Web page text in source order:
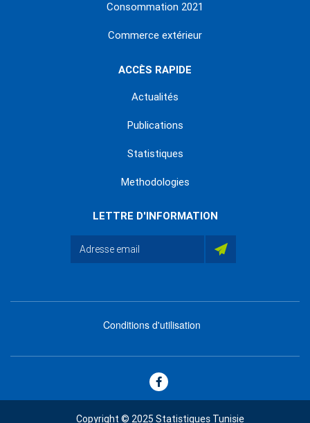
Consommation 2021
Commerce extérieur
ACCÈS RAPIDE
Actualités
Publications
Statistiques
Methodologies
LETTRE D'INFORMATION
footer
Conditions d'utilisation
Copyright © 2025 Statistiques Tunisie